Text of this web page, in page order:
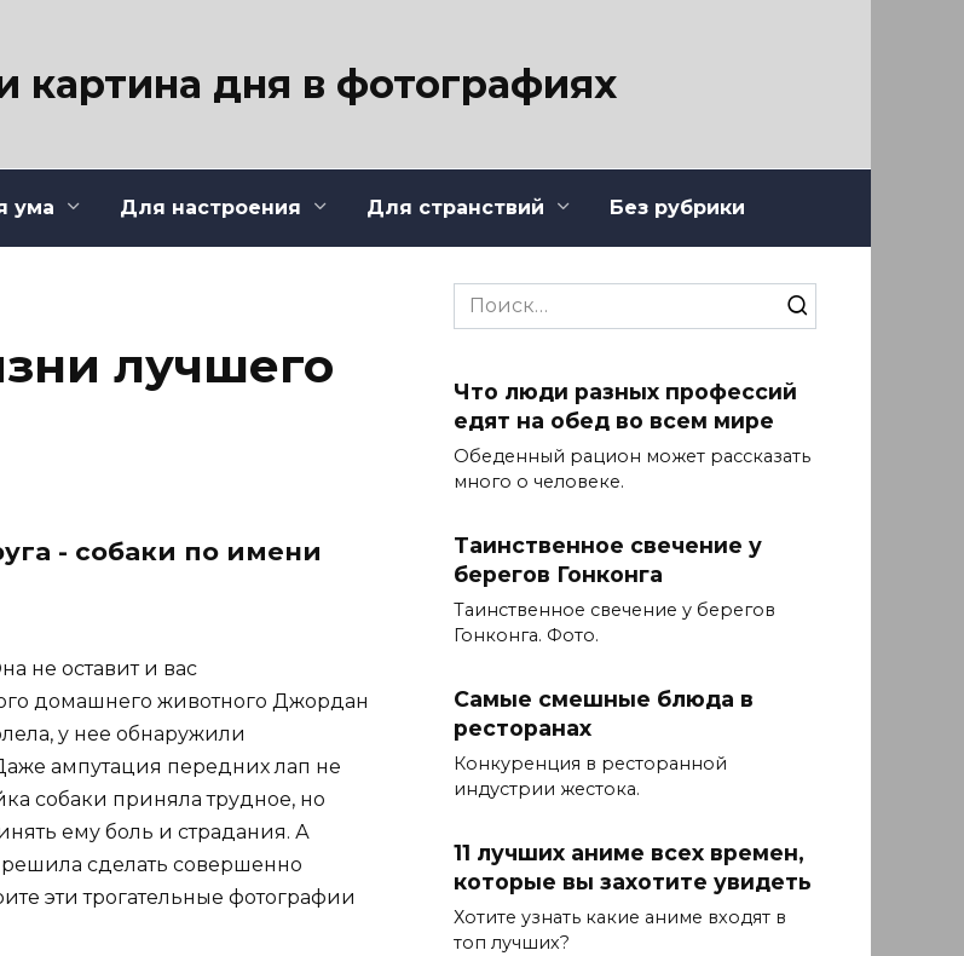
картина дня в фотографиях
ума Для настроения Для странствий Без рубрики
лучшего
- собаки по имени
не оставит и вас
домашнего животного Джордан
у нее обнаружили
ампутация передних лап не
собаки приняла трудное, но
ему боль и страдания. А
сделать совершенно
эти трогательные фотографии
Search
for:
Что люди разных профессий
едят на обед во всем мире
Обеденный рацион может рассказать
много о человеке.
Таинственное свечение у
берегов Гонконга
Таинственное свечение у берегов
Гонконга. Фото.
Самые смешные блюда в
ресторанах
Конкуренция в ресторанной
индустрии жестока.
11 лучших аниме всех времен,
которые вы захотите увидеть
Хотите узнать какие аниме входят в
топ лучших?